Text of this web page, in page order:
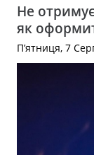
Не
як
П’ятниця, 7